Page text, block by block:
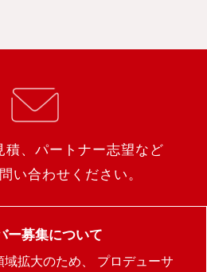
積、パートナー志望など
い合わせください。
ー募集について
拡大のため、
プロデューサ